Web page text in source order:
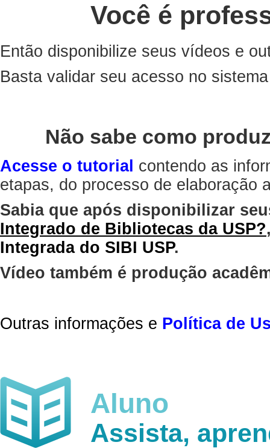
Você é
Então disponibilize seus vídeos e
Basta validar seu acesso no
Não sabe como
Acesse o tutorial contendo as
etapas, do processo de elaboração
Sabia que após disponibilizar
Integrado de Bibliotecas da USP?
Integrada do SIBI USP.
Vídeo também é produção
Outras informações e Política de
Aluno
Assista,